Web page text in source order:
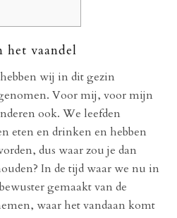
het vaandel
wij in dit gezin
Voor mij, voor mijn
ook. We leefden
eten en drinken en hebben
dus waar zou je dan
In de tijd waar we nu in
gemaakt van de
waar het vandaan komt